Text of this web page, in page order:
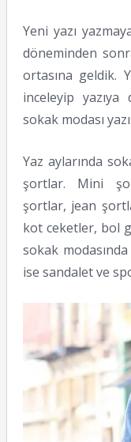
Yeni yazı
döneminden
ortasına geldik.
inceleyip
sokak modası
Yaz aylarında
şortlar. Mini
şortlar, jean
kot ceketler, bol
sokak
ise sandalet ve